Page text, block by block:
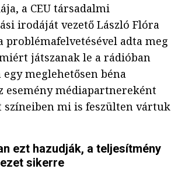
a CEU társadalmi
irodáját vezető László Flóra
problémafelvetésével adta meg
játszanak le a rádióban
meglehetősen béna
esemény médiapartnereként
színeiben mi is feszülten vártuk
ezt hazudják, a teljesítmény
sikerre